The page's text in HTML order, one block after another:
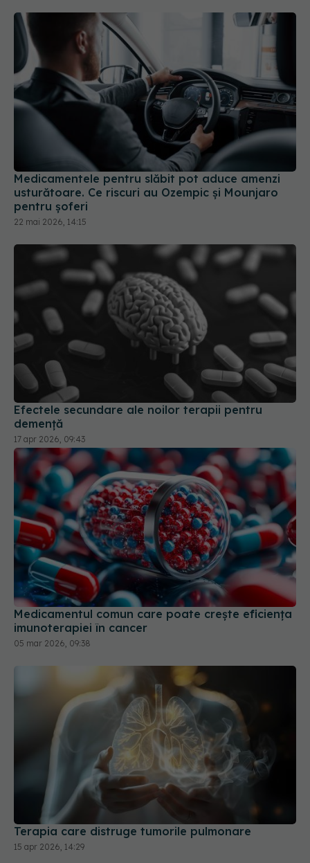
Medicamentele pentru slăbit pot aduce amenzi
usturătoare. Ce riscuri au Ozempic și Mounjaro
pentru șoferi
22 mai 2026, 14:15
Efectele secundare ale noilor terapii pentru
demență
17 apr 2026, 09:43
Medicamentul comun care poate crește eficiența
imunoterapiei în cancer
05 mar 2026, 09:38
Terapia care distruge tumorile pulmonare
15 apr 2026, 14:29